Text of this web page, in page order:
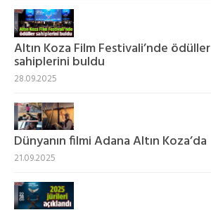
Altın Koza Film Festivali’nde ödüller
sahiplerini buldu
28.09.2025
Dünyanın filmi Adana Altın Koza’da
21.09.2025